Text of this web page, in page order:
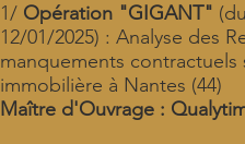
1/ Opération "GIGANT"
12/01/2025) : Analyse des
manquements
immobilière à Nantes (44)
Maître d'Ouvrage :